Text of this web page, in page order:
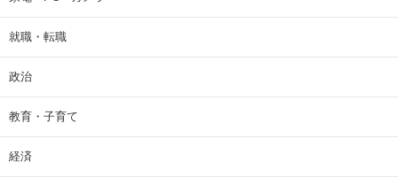
就職・転職
政治
教育・子育て
経済